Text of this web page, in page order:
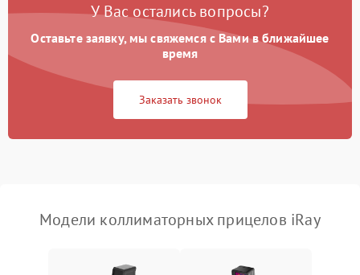
Повреждение системы
защиты от перегрева
1000 ₽
Неисправность системы
Неисправность системы
У Вас остались вопросы?
Оставьте заявку, мы свяжемся с Вами в ближайшее
время
Заказать звонок
Модели коллиматорных прицелов iRay